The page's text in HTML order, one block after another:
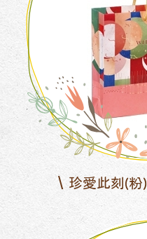
珍愛此刻(粉